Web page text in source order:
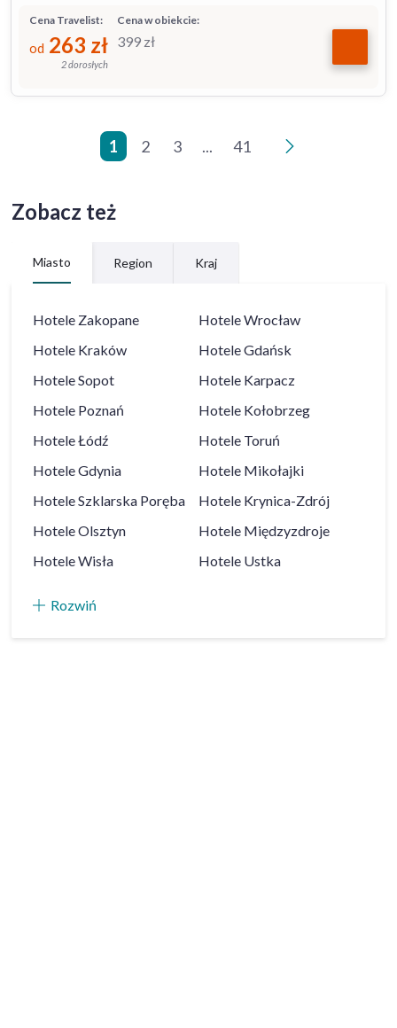
Cena w obiekcie:
399 zł
Cena Travelist:
od 263 zł
2 dorosłych
1 2 3 ... 41
>
Zobacz też
Miasto Region Kraj
Hotele Zakopane HoteleWrocław
Hotele Kraków HoteleGdańsk
HoteleSopot Hotele Karpacz
Hotele Poznań Hotele Kołobrzeg
HoteleŁódź Hotele Toruń
HoteleGdynia Hotele Mikołajki
HoteleSzklarska Poręba Hotele Krynica-Zdrój
HoteleOlsztyn Hotele Międzyzdroje
HoteleWisła Hotele Ustka
Rozwiń